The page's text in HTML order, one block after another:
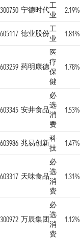
300750 宁德时代工
业
2.19%
605117 德业股份工
业
1.81%
603259 药明康德
医
疗
保
健
1.78%
603345 安井食品
必
选
消
费
1.53%
603986 兆易创新科
技
1.47%
603317 天味食品
必
选
消
费
1.31%
300972 万辰集团
必
选
消
费
1.12%